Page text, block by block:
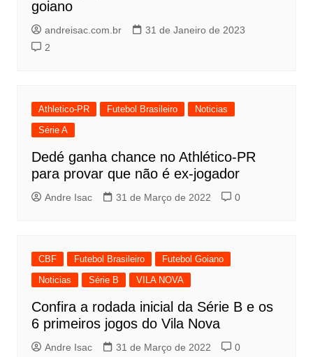
goiano
andreisac.com.br
31 de Janeiro de 2023
2
Athletico-PR Futebol Brasileiro
Noticias
Série A
Dedé ganha chance no Athlético-PR
para provar que não é ex-jogador
Andre Isac 31 de Março de 2022 0
CBF Futebol Brasileiro
Futebol Goiano
Noticias
Série B VILA NOVA
Confira a rodada inicial da Série B e os
6 primeiros jogos do Vila Nova
Andre Isac 31 de Março de 2022 0